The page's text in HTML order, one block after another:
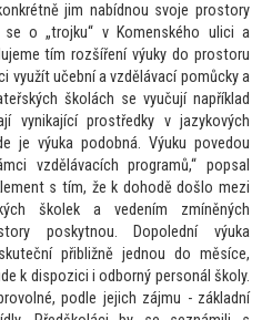
jim nabídnou svoje prostory
se o „trojku“ v Komenského ulici a
tím rozšíření výuky do prostoru
využít učební a vzdělávací pomůcky a
školách se vyučují například
vynikající prostředky v jazykových
je výuka podobná. Výuku povedou
vzdělávacích programů,“ popsal
s tím, že k dohodě došlo mezi
školek a vedením zmíněných
tory poskytnou. Dopolední výuka
přibližně jednou do měsíce,
k dispozici i odborný personál školy.
podle jejich zájmu - základní